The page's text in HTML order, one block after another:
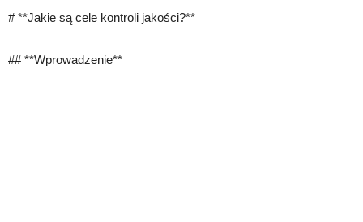
# **Jakie są cele kontroli jakości?**
## **Wprowadzenie**